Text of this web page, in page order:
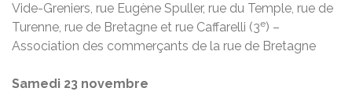
Vide-Greniers, rue Eugène Spuller, rue du Temple, rue de
Turenne, rue de Bretagne et rue Caffarelli (3e) –
Association des commerçants de la rue de Bretagne
Samedi 23 novembre